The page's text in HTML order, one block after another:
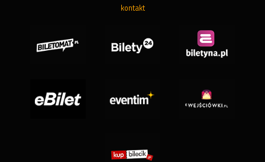
kontakt